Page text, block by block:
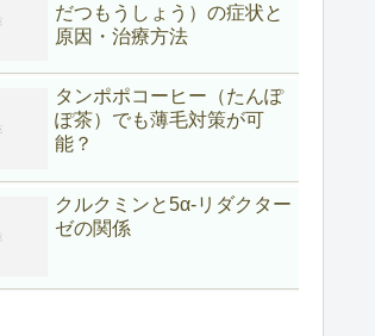
だつもうしょう）の症状と
原因・治療方法
タンポポコーヒー（たんぽ
ぽ茶）でも薄毛対策が可
能？
クルクミンと5α-リダクター
ゼの関係